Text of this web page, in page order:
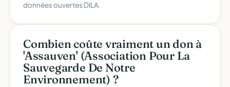
données ouvertes DILA.
Combien coûte vraiment un don à
'Assauven' (Association Pour La
Sauvegarde De Notre
Environnement) ?